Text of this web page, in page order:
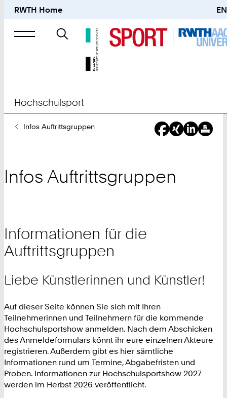
RWTH Home EN
Suche
nach
Hochschulsport
SieInfos Auftrittsgruppen
Infos Auftrittsgruppen
Informationen für die
Auftrittsgruppen
Liebe Künstlerinnen und Künstler!
Auf dieser Seite können Sie sich mit Ihren
Teilnehmerinnen und Teilnehmern für die kommende
Hochschulsportshow anmelden. Nach dem Abschicken
des Anmeldeformulars könnt ihr eure einzelnen Akteure
registrieren. Außerdem gibt es hier sämtliche
Informationen rund um Termine, Abgabefristen und
Proben. Informationen zur Hochschulsportshow 2027
werden im Herbst 2026 veröffentlicht.